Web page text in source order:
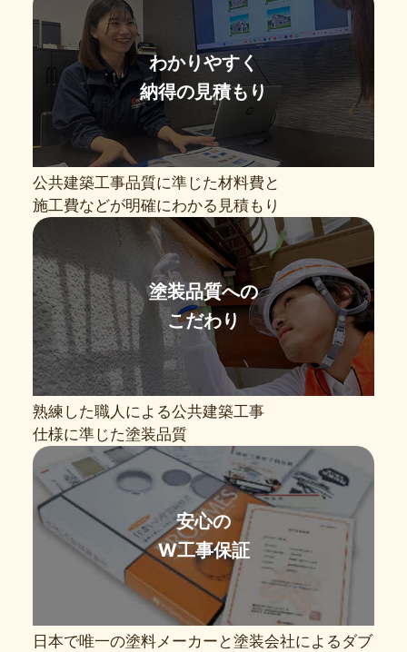
わかりやすく
納得の見積もり
公共建築工事品質に準じた材料費と
施工費などが明確にわかる見積もり
塗装品質への
こだわり
熟練した職人による公共建築工事
仕様に準じた塗装品質
安心の
W工事保証
日本で唯一の塗料メーカーと塗装会社によるダブ